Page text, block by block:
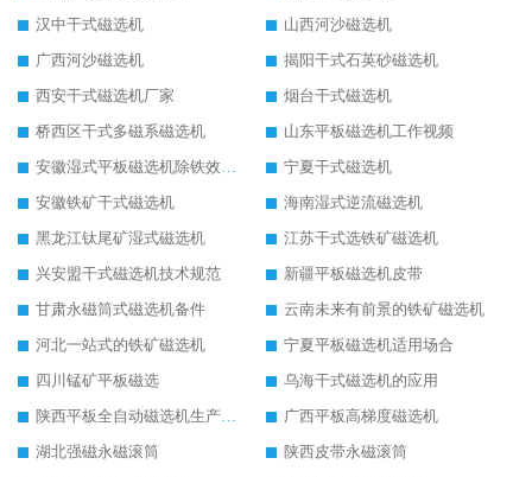
汉中干式磁选机
山西河沙磁选机
广西河沙磁选机
揭阳干式石英砂磁选机
西安干式磁选机厂家
烟台干式磁选机
桥西区干式多磁系磁选机
山东平板磁选机工作视频
安徽湿式平板磁选机除铁效果怎么样
宁夏干式磁选机
安徽铁矿干式磁选机
海南湿式逆流磁选机
黑龙江钛尾矿湿式磁选机
江苏干式选铁矿磁选机
兴安盟干式磁选机技术规范
新疆平板磁选机皮带
甘肃永磁筒式磁选机备件
云南未来有前景的铁矿磁选机
河北一站式的铁矿磁选机
宁夏平板磁选机适用场合
四川锰矿平板磁选
乌海干式磁选机的应用
陕西平板全自动磁选机生产厂家
广西平板高梯度磁选机
湖北强磁永磁滚筒
陕西皮带永磁滚筒